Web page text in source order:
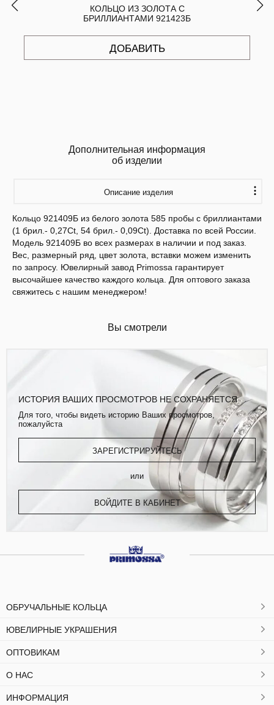
КОЛЬЦО ИЗ ЗОЛОТА С
БРИЛЛИАНТАМИ 921423Б
ДОБАВИТЬ
Дополнительная информация
об изделии
Описание изделия
Кольцо 921409Б из белого золота 585 пробы с бриллиантами
(1 брил.- 0,27Ct, 54 брил.- 0,09Ct). Доставка по всей России.
Модель 921409Б во всех размерах в наличии и под заказ.
Вес, размерный ряд, цвет золота, вставки можем изменить
по запросу. Ювелирный завод Primossa гарантирует
высочайшее качество каждого кольца. Для оптового заказа
свяжитесь с нашим менеджером!
Вы смотрели
ИСТОРИЯ ВАШИХ ПРОСМОТРОВ НЕ СОХРАНЯЕТСЯ
Для того, чтобы видеть историю Ваших просмотров,
пожалуйста
ЗАРЕГИСТРИРУЙТЕСЬ
или
ВОЙДИТЕ В КАБИНЕТ
ОБРУЧАЛЬНЫЕ КОЛЬЦА
ЮВЕЛИРНЫЕ УКРАШЕНИЯ
ОПТОВИКАМ
О НАС
ИНФОРМАЦИЯ